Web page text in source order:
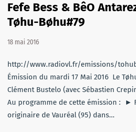
Fefe Bess & BêO
Tøhu-Bøhu#79
18 mai 2016
http://www.radiovl.fr/emissions/
Émission du mardi 17 Mai 2016 Le
Clément Bustelo (avec Sébastien
Au programme de cette émission : ►
originaire de Vauréal (95) dans…